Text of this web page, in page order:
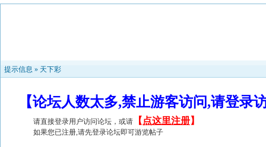
提示信息 » 天下彩
【论坛人数太多,禁止游客访问,请登
请直接登录用户访问论坛，或请 【 点这里注册】
如果您已注册,请先登录论坛即可游览帖子